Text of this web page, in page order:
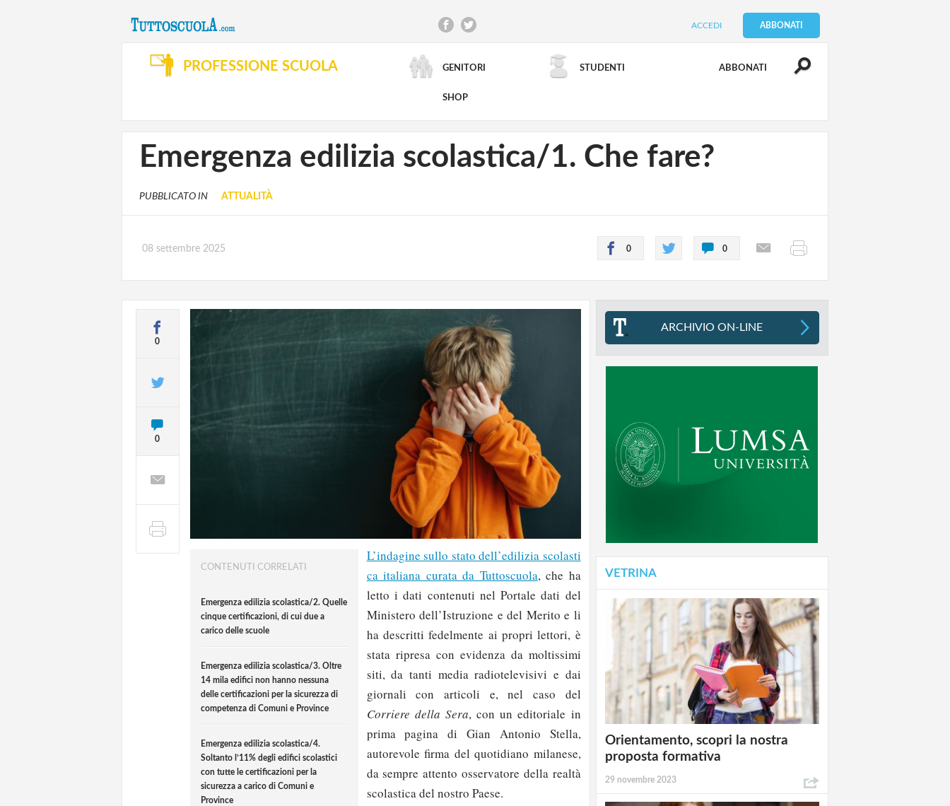
ACCEDI ABBONATI
PROFESSIONE SCUOLA GENITORI STUDENTI ABBONATI
SHOP
RICERCA AVANZATA
Emergenza edilizia scolastica/1. Che fare?
PUBBLICATO IN ATTUALITÀ
08 settembre 2025 0 0
0
0
CONTENUTI CORRELATI
Emergenza edilizia scolastica/2. Quelle
cinque certificazioni, di cui due a
carico delle scuole
Emergenza edilizia scolastica/3. Oltre
14 mila edifici non hanno nessuna
delle certificazioni per la sicurezza di
competenza di Comuni e Province
Emergenza edilizia scolastica/4.
Soltanto l’11% degli edifici scolastici
con tutte le certificazioni per la
sicurezza a carico di Comuni e
Province
L’indagine sullo stato dell’edilizia scolasti
ca italiana curata da Tuttoscuola, che ha
letto i dati contenuti nel Portale dati del
Ministero dell’Istruzione e del Merito e li
ha descritti fedelmente ai propri lettori, è
stata ripresa con evidenza da moltissimi
siti, da tanti media radiotelevisivi e dai
giornali con articoli e, nel caso del
Corriere della Sera, con un editoriale in
prima pagina di Gian Antonio Stella,
autorevole firma del quotidiano milanese,
da sempre attento osservatore della realtà
scolastica del nostro Paese.
ARCHIVIO ON-LINE
VETRINA
Orientamento, scopri la nostra
proposta formativa
29 novembre 2023